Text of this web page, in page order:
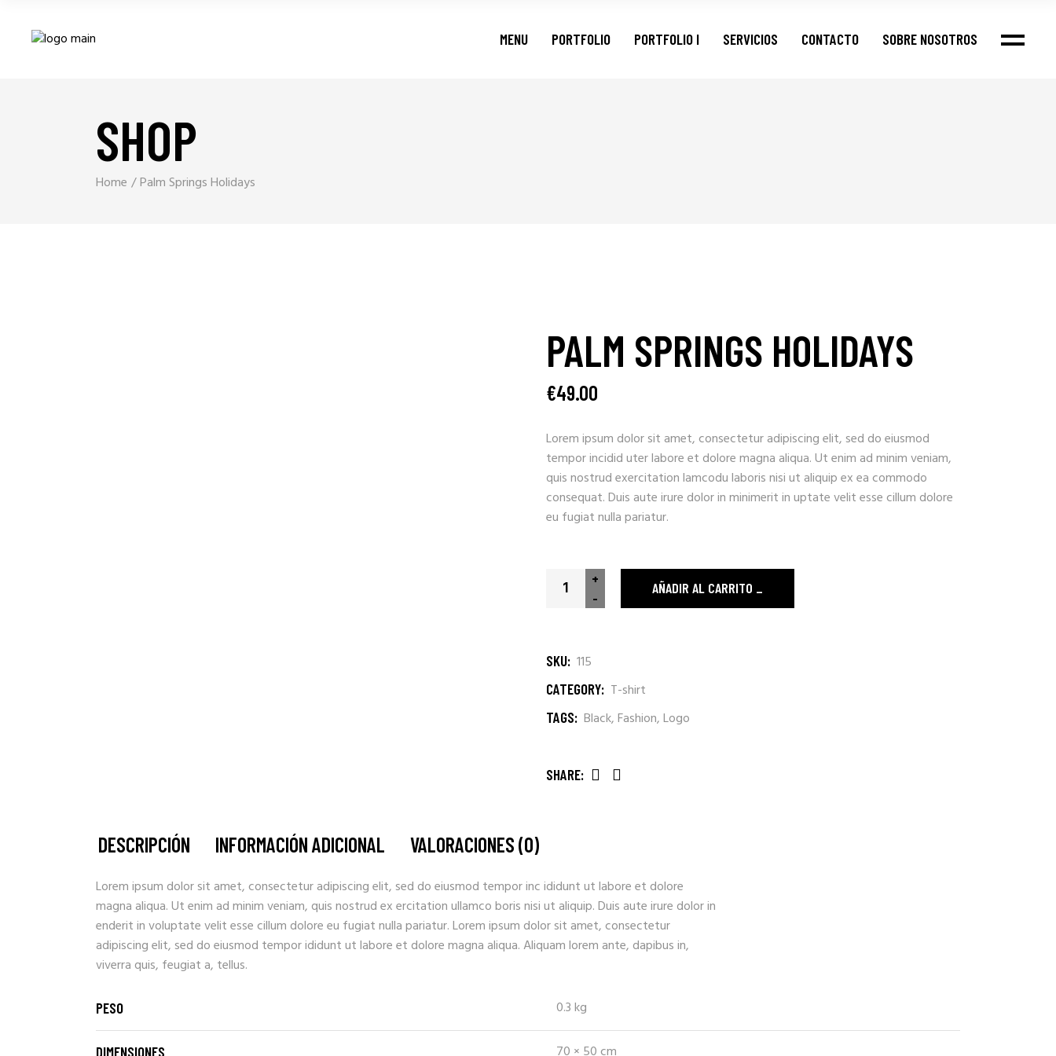
MENU PORTFOLIO PORTFOLIO I SERVICIOS CONTACTO SOBRE NOSOTROS
SHOP
Home Palm Springs Holidays
PALM SPRINGS HOLIDAYS
€49.00
Lorem ipsum dolor sit amet, consectetur adipiscing elit, sed do eiusmod
tempor incidid uter labore et dolore magna aliqua. Ut enim ad minim veniam,
quis nostrud exercitation lamcodu laboris nisi ut aliquip ex ea commodo
consequat. Duis aute irure dolor in minimerit in uptate velit esse cillum dolore
eu fugiat nulla pariatur.
Palm Springs Holidays quantity
-
+ AÑADIR AL CARRITO
SKU: 115
CATEGORY: T-shirt
TAGS: Black,Fashion,Logo
SHARE:
DESCRIPCIÓN INFORMACIÓN ADICIONAL VALORACIONES (0)
Lorem ipsum dolor sit amet, consectetur adipiscing elit, sed do eiusmod tempor inc ididunt ut labore et dolore
magna aliqua. Ut enim ad minim veniam, quis nostrud ex ercitation ullamco boris nisi ut aliquip. Duis aute irure dolor in
enderit in voluptate velit esse cillum dolore eu fugiat nulla pariatur. Lorem ipsum dolor sit amet, consectetur
adipiscing elit, sed do eiusmod tempor ididunt ut labore et dolore magna aliqua. Aliquam lorem ante, dapibus in,
viverra quis, feugiat a, tellus.
PESO 0.3 kg
DIMENSIONES